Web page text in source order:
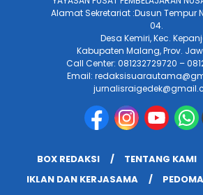
Alamat Sekretariat :Dusun Tempur
04.
Desa Kemiri, Kec.
Kabupaten Malang, Prov.
Call Center: 081232729720 –
Email:
BOX REDAKSI TENTANG KAMI
IKLAN DAN KERJASAMA